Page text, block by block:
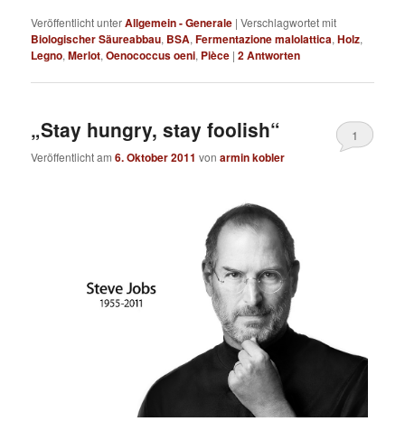
Veröffentlicht unterAllgemein - Generale |Verschlagwortet mit
Biologischer Säureabbau, BSA,Fermentazione malolattica,Holz,
Legno,Merlot,Oenococcus oeni, Pièce |2Antworten
„Stay hungry, stay foolish“
Veröffentlicht am6. Oktober 2011 vonarmin kobler
1